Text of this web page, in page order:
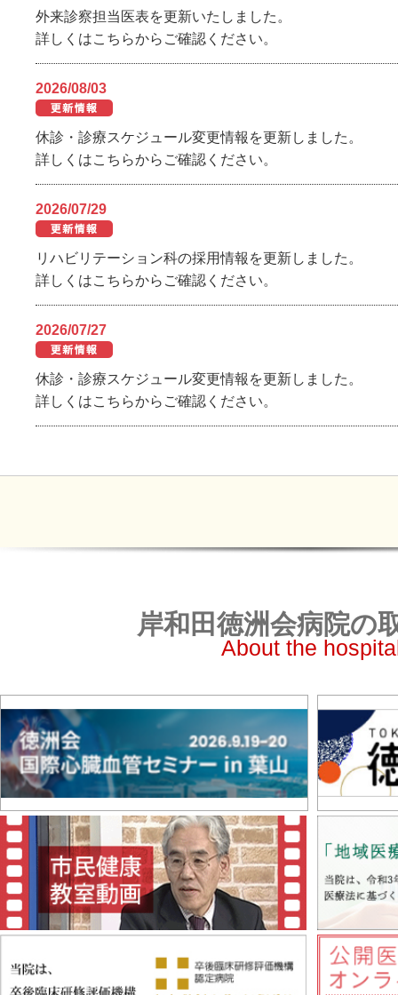
外来診察担当医表を更新いたしました。
詳しくはこちらからご確認ください。
2026/08/03
休診・診療スケジュール変更情報を更新しました。
詳しくはこちらからご確認ください。
2026/07/29
リハビリテーション科の採用情報を更新しました。
詳しくはこちらからご確認ください。
2026/07/27
休診・診療スケジュール変更情報を更新しました。
詳しくはこちらからご確認ください。
岸和田徳洲会病院の
About the